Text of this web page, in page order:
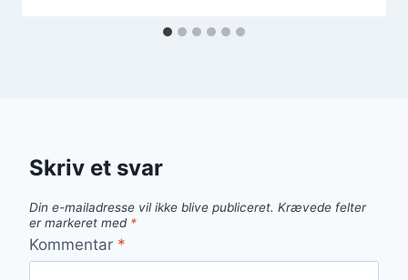
Skriv et svar
Din e-mailadresse vil ikke blive publiceret. Krævede felter
er markeret med *
Kommentar *